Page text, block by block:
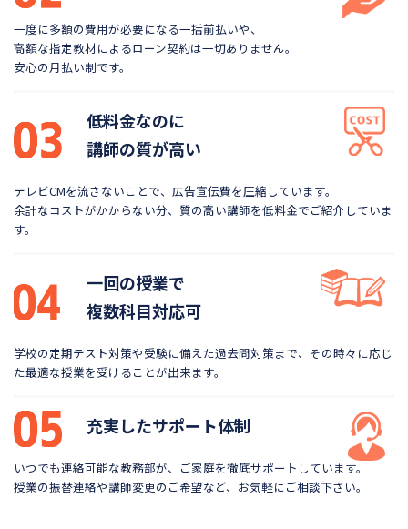
一度に多額の費用が必要になる一括前払いや、
高額な指定教材によるローン契約は一切ありません。
安心の月払い制です。
低料金なのに
講師の質が高い
テレビCMを流さないことで、広告宣伝費を圧縮しています。
余計なコストがかからない分、質の高い講師を低料金でご紹介していま
す。
一回の授業で
複数科目対応可
学校の定期テスト対策や受験に備えた過去問対策まで、 その時々に応じ
た最適な授業を受けることが出来ます。
充実したサポート体制
いつでも連絡可能な教務部が、ご家庭を徹底サポートしています。
授業の振替連絡や講師変更のご希望など、お気軽にご相談下さい。